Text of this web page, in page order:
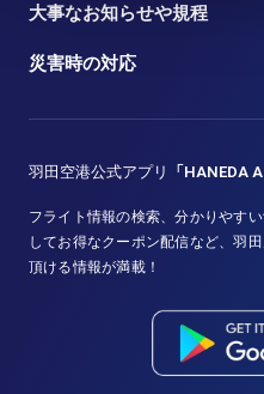
大事なお知らせや規程
災害時の対応
羽田空港公式アプリ 「HANEDA
フライト情報の検索、分かりやす
してお得なクーポン配信など、羽
頂ける情報が満載！